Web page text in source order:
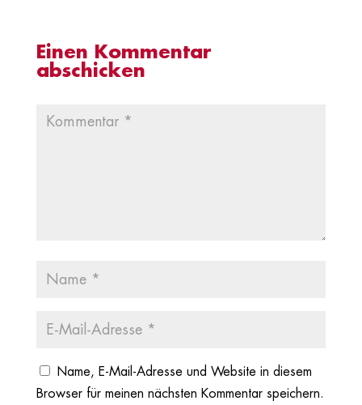
Einen Kommentar
abschicken
Name, E-Mail-Adresse und Website in diesem
Browser für meinen nächsten Kommentar speichern.